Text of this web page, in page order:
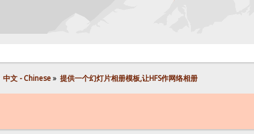
中文 - Chinese» 提供一个幻灯片相册模板,让HFS作网络相册